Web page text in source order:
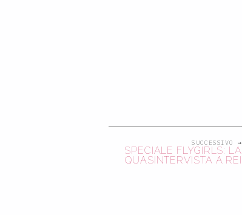
SUCCESSIVO →
SPECIALE FLYGIRLS: LA
QUASINTERVISTA A REI